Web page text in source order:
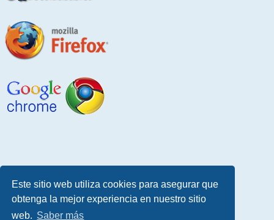
Este sitio web utiliza cookies para asegurar que
obtenga la mejor experiencia en nuestro sitio
web. Saber más